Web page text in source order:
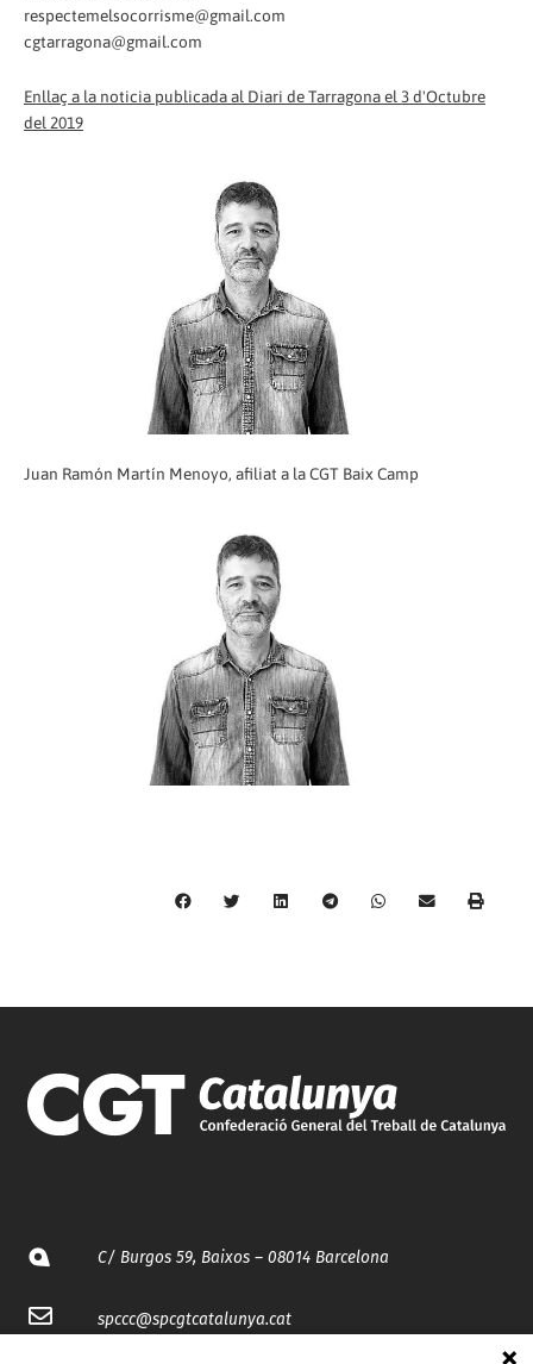
respectemelsocorrisme@gmail.com
cgtarragona@gmail.com
Enllaç a la noticia publicada al Diari de Tarragona el 3 d'Octubre
del 2019
Juan Ramón Martín Menoyo, afiliat a la CGT Baix Camp
C/ Burgos 59, Baixos – 08014 Barcelona
spccc@spcgtcatalunya.cat